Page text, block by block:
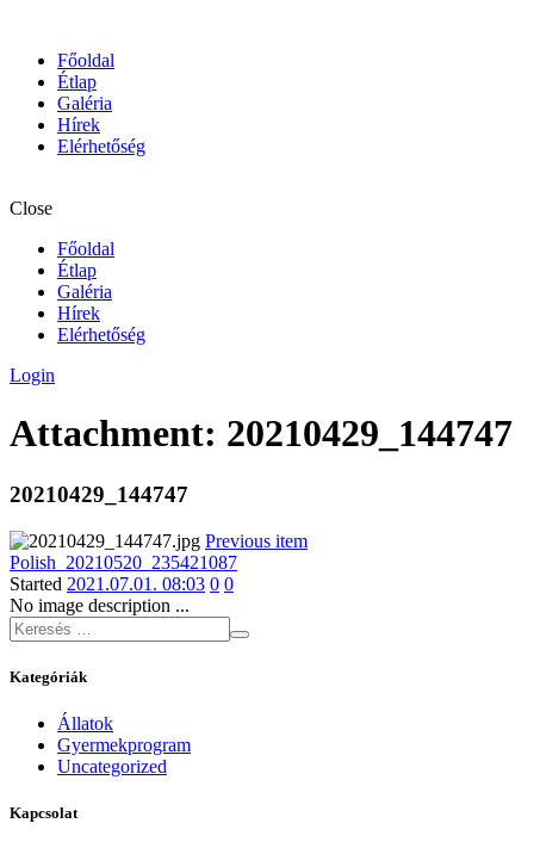
Főoldal
Étlap
Galéria
Hírek
Elérhetőség
Close
Főoldal
Étlap
Galéria
Hírek
Elérhetőség
Login
Attachment: 20210429_144747
20210429_144747
Previous item
Polish_20210520_235421087
Started 2021.07.01. 08:03 0 0
No image description ...
Kategóriák
Állatok
Gyermekprogram
Uncategorized
Kapcsolat